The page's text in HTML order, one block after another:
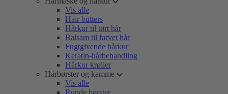
Vis alle
Hair butters
Hårkur til tørt hår
Balsam til farvet hår
Fugtgivende hårkur
Keratin-hårbehandling
Hårkur krøller
Hårbørster og kamme
Vis alle
Runde børster